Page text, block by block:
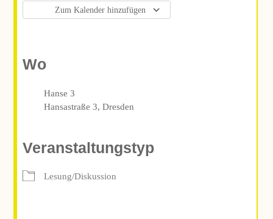
Zum Kalender hinzufügen
Wo
Hanse 3
Hansastraße 3, Dresden
Veranstaltungstyp
Lesung/Diskussion